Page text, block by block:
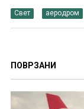
Свет аеродром
ПОВРЗАНИ